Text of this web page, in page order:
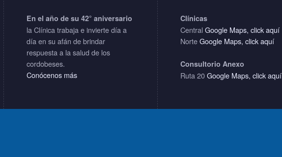
En el año de su 42° aniversario
la Clínica trabaja e invierte día a
día en su afán de brindar
respuesta a la salud de los
cordobeses.
Conócenos más
Clínicas
CentralGoogle Maps, click aquí
NorteGoogle Maps, click aquí
Consultorio Anexo
Ruta 20Google Maps, click aquí